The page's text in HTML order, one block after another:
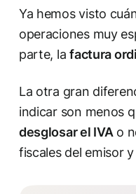
Ya hemos visto
operaciones muy
parte, lafactura
La otra gran
indicar son menos
desglosar el IVA o
fiscales del emisor